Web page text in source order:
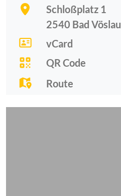
Schloßplatz 1
2540 Bad Vöslau
vCard
QR Code
Route